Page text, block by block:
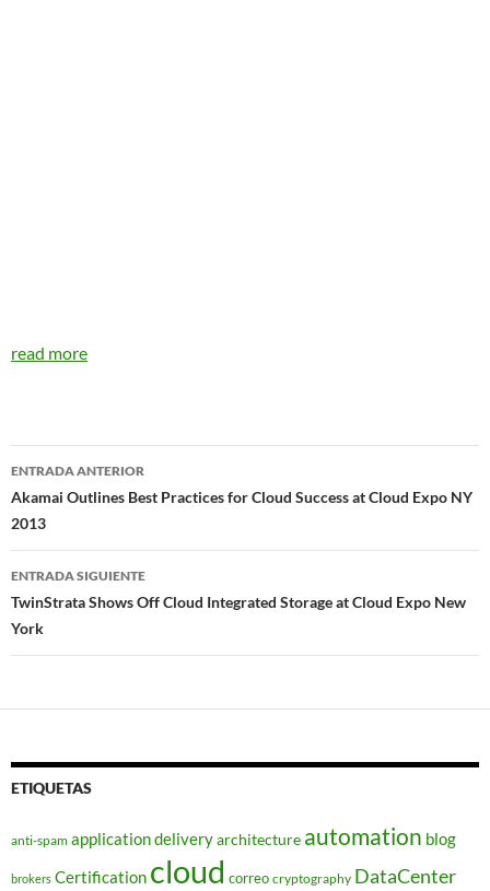
read more
Navegador
de
entradas
ENTRADA ANTERIOR
Akamai Outlines Best Practices for Cloud Success at Cloud Expo NY
2013
ENTRADA SIGUIENTE
TwinStrata Shows Off Cloud Integrated Storage at Cloud Expo New
York
ETIQUETAS
anti-spam application deliveryarchitecture automation blog
brokers Certification cloud correo cryptography DataCenter